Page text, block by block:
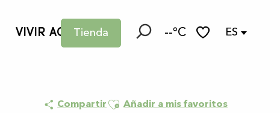
Tienda --°C ES
VIVIR AQUÍ
Compartir Ajouter aux favoris
Añadir a mis favoritos